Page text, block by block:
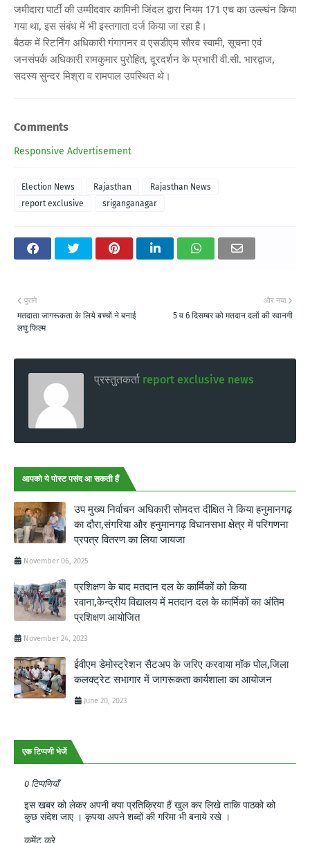
जमीदारा पार्टी की उम्मीदवार कामिनी जिंदल द्वारा नियम 171 एच का उल्ल्घंन किया
गया था, इस संबंध में भी इस्तगाता दर्ज किया जा रहा है।
बैठक में रिटर्निंग अधिकारी गंगागनर व एसडीएम सौरव स्वामी, सूचना एवं
जनसंपर्क अधिकारी रामकुमार पुरोहित, दूरदर्शन के प्रभारी वी.सी. भारद्वाज,
सदस्य सुन्दर मिश्रा व रामपाल उपस्थित थे।
Comments
Responsive Advertisement
Election News Rajasthan
Rajasthan News
report exclusive
sriganganagar
और नया
5 व 6 दिसम्बर को मतदान दलों की रवानगी
पुराने
मतदाता जागरूकता के लिये बच्चों ने बनाई
लघु फिल्म
प्रस्तुतकर्ता report exclusive news
आपको ये पोस्ट पसंद आ सकती हैं
उप मुख्य निर्वाचन अधिकारी सोमदत्त दीक्षित ने किया हनुमानगढ़
का दौरा,संगरिया और हनुमानगढ़ विधानसभा क्षेत्र में परिगणना
प्रपत्र वितरण का लिया जायजा
November 06, 2025
प्रशिक्षण के बाद मतदान दल के कार्मिकों को किया
रवाना,केन्द्रीय विद्यालय में मतदान दल के कार्मिकों का अंतिम
प्रशिक्षण आयोजित
November 24, 2023
ईवीएम डेमोस्ट्रेशन सैटअप के जरिए करवाया मॉक पोल,जिला
कलक्ट्रेट सभागार में जागरूकता कार्यशाला का आयोजन
June 20, 2023
एक टिप्पणी भेजें
0 टिप्पणियाँ
इस खबर को लेकर अपनी क्या प्रतिक्रिया हैं खुल कर लिखे ताकि पाठको को
कुछ संदेश जाए । कृपया अपने शब्दों की गरिमा भी बनाये रखे ।
कमेंट करे